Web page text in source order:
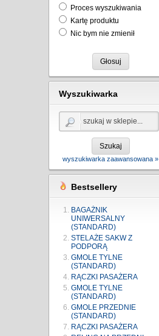
Proces wyszukiwania
Kartę produktu
Nic bym nie zmienił
Głosuj
Wyszukiwarka
Szukaj
wyszukiwarka zaawansowana »
Bestsellery
BAGAŻNIK
UNIWERSALNY
(STANDARD)
STELAŻE SAKW Z
PODPORĄ
GMOLE TYLNE
(STANDARD)
RĄCZKI PASAŻERA
GMOLE TYLNE
(STANDARD)
GMOLE PRZEDNIE
(STANDARD)
RĄCZKI PASAŻERA